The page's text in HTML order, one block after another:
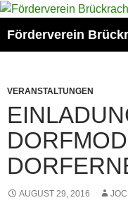
Zum
springen
Förderverein
VERANSTALTUNGEN
AUGUST 29, 2016